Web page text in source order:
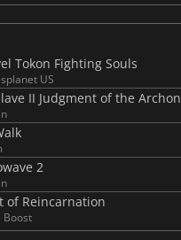
Tokon Fighting Souls
US
II Judgment of the Archon
2
of Reincarnation
Boost